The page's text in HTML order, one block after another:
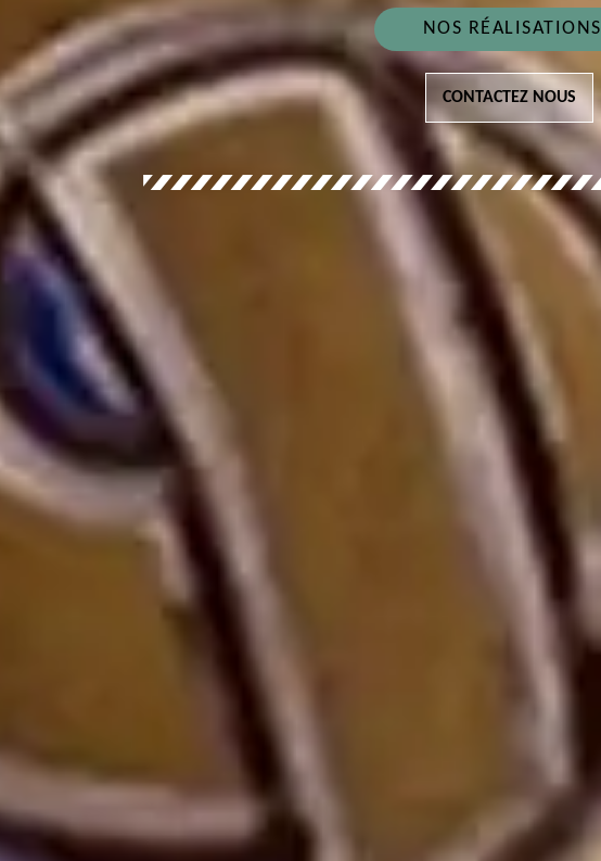
NOS RÉALISATIONS
CONTACTEZ NOUS